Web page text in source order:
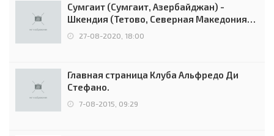
Сумгаит (Сумгаит, Азербайджан) -
Шкендия (Тетово, Северная Македония) -
0:2 (0:0)
27-08-2020, 18:00
Главная страница Клуба Альфредо Ди
Стефано.
7-08-2015, 09:29